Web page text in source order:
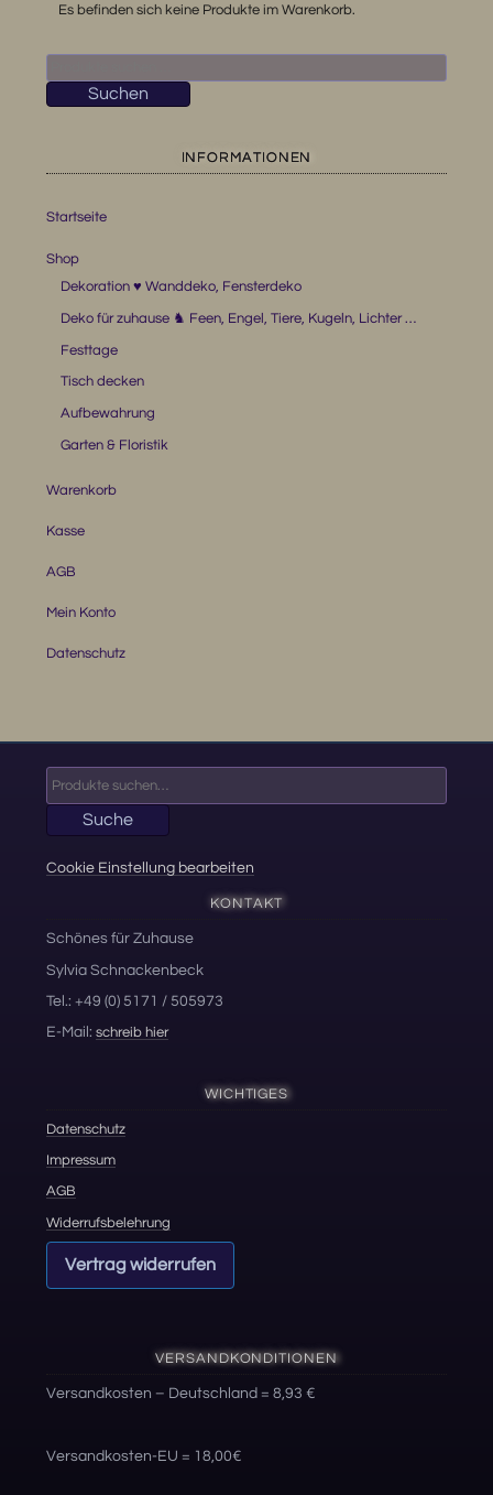
Es befinden sich keine Produkte im Warenkorb.
nach:
Suchen
INFORMATIONEN
Startseite
Shop
Dekoration ♥ Wanddeko, Fensterdeko
Deko für zuhause ♞ Feen, Engel, Tiere, Kugeln, Lichter …
Festtage
Tisch decken
Aufbewahrung
Garten & Floristik
Warenkorb
Kasse
AGB
Mein Konto
Datenschutz
nach:
Suche
Cookie Einstellung bearbeiten
KONTAKT
Schönes für Zuhause
Sylvia Schnackenbeck
Tel.: +49 (0) 5171 / 505973
E-Mail:schreib hier
WICHTIGES
Datenschutz
Impressum
AGB
Widerrufsbelehrung
Vertrag widerrufen
VERSANDKONDITIONEN
Versandkosten – Deutschland = 8,93 €
Versandkosten-EU = 18,00€